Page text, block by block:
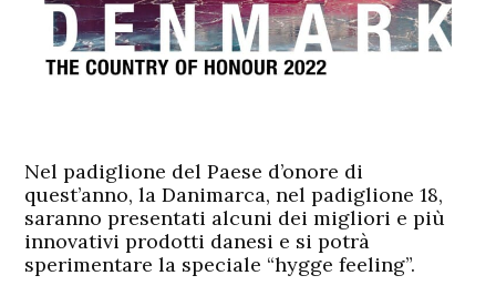
Nel padiglione del Paese d’onore di
quest’anno, la Danimarca, nel padiglione 18,
saranno presentati alcuni dei migliori e più
innovativi prodotti danesi e si potrà
sperimentare la speciale “hygge feeling”.